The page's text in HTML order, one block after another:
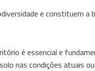
e constituem
é essencial e
nas condições atuais